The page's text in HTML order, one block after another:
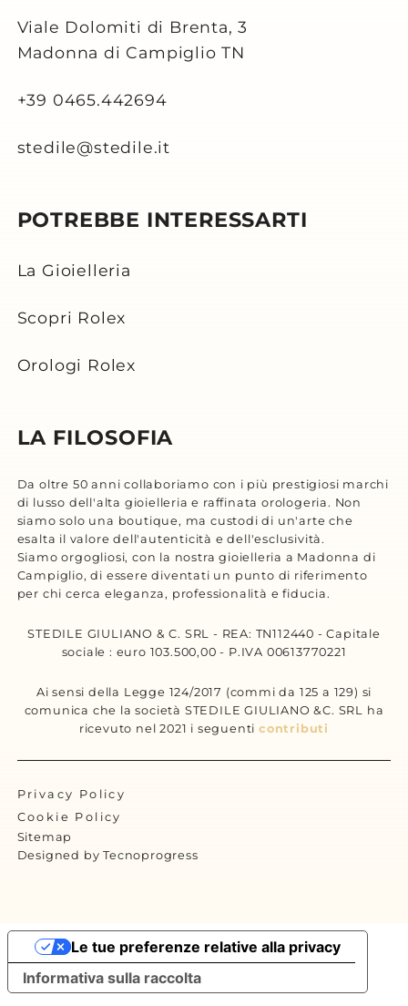
Viale Dolomiti di Brenta, 3
Madonna di Campiglio TN
+39 0465.442694
stedile@stedile.it
POTREBBE INTERESSARTI
La Gioielleria
Scopri Rolex
Orologi Rolex
LA FILOSOFIA
Da oltre 50 anni collaboriamo con i più prestigiosi marchi
di lusso dell'alta gioielleria e raffinata orologeria. Non
siamo solo una boutique, ma custodi di un'arte che
esalta il valore dell'autenticità e dell'esclusività.
Siamo orgogliosi, con la nostra gioielleria a Madonna di
Campiglio, di essere diventati un punto di riferimento
per chi cerca eleganza, professionalità e fiducia.
STEDILE GIULIANO & C. SRL - REA: TN112440 - Capitale
sociale : euro 103.500,00 - P.IVA 00613770221
Ai sensi della Legge 124/2017 (commi da 125 a 129) si
comunica che la società STEDILE GIULIANO &C. SRL ha
ricevuto nel 2021 i seguenticontributi
Privacy Policy
Cookie Policy
Sitemap
Designed by Tecnoprogress
Informativa sulla raccolta
Le tue preferenze relative alla privacy